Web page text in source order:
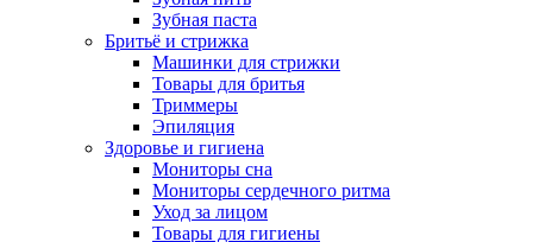
Зубная паста
Бритьё и стрижка
Машинки для стрижки
Товары для бритья
Триммеры
Эпиляция
Здоровье и гигиена
Мониторы сна
Мониторы сердечного ритма
Уход за лицом
Товары для гигиены